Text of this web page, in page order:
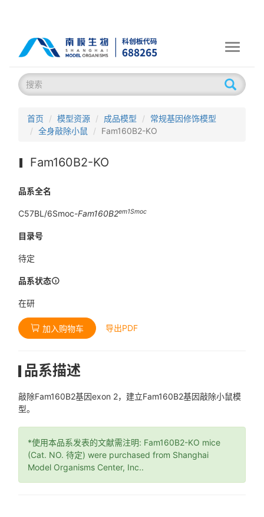
Toggle
首页 模型资源 成品模型
常规基因修饰模型
全身敲除小鼠
Fam160B2-KO
Fam160B2-KO
品系全名
C57BL/6Smoc-Fam160B2em1Smoc
目录号
待定
品系状态
在研
加入购物车 导出PDF
品系描述
敲除Fam160B2基因exon 2，建立Fam160B2基因敲除小鼠模
型。
*使用本品系发表的文献需注明: Fam160B2-KO mice
(Cat. NO. 待定) were purchased from Shanghai
Model Organisms Center, Inc..